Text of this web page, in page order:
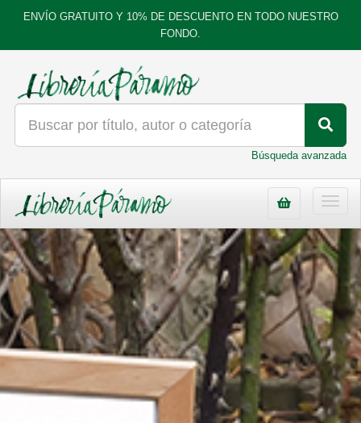
ENVÍO GRATUITO Y 10% DE DESCUENTO EN TODO NUESTRO
FONDO.
Búsqueda avanzada